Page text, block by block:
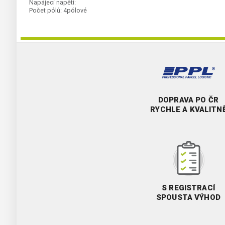
Napájecí napětí:
Počet pólů: 4pólové
DOPRAVA PO ČR
RYCHLE A
S REGISTRACÍ
SPOUSTA VÝHOD